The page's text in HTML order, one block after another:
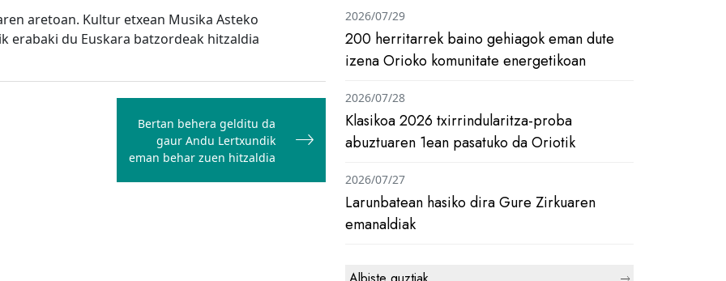
aretoan. Kultur etxean Musika Asteko
erabaki du Euskara batzordeak hitzaldia
Bertan behera gelditu da
gaur Andu Lertxundik
eman behar zuen hitzaldia
200 herritarrek baino gehiagok eman dute
izena Orioko komunitate energetikoan
2026/07/29
Klasikoa 2026 txirrindularitza-proba
abuztuaren 1ean pasatuko da Oriotik
2026/07/28
Larunbatean hasiko dira Gure Zirkuaren
emanaldiak
2026/07/27